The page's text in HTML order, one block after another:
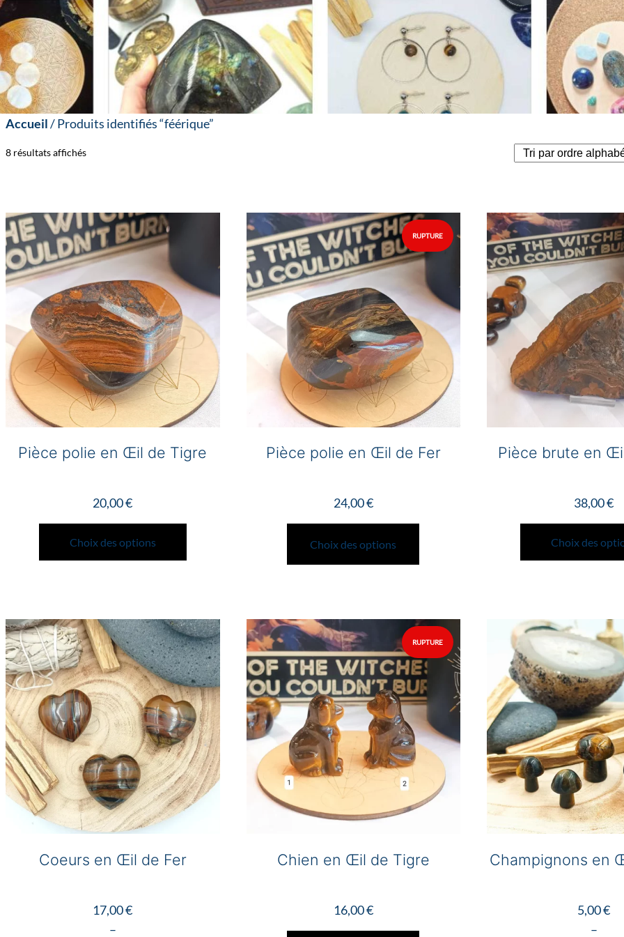
Accueil/ Produits identifiés “féérique”
8 résultats affichés
Pièce polie en Œil de Tigre
20,00€
Choix des options
Ce
a
Les
options
peuvent
être
choisies
sur
la
page
du
produit
Pièce polie en Œil de Fer
24,00€
Choix des options
Ce
a
Les
options
peuvent
être
choisies
sur
la
page
produit
Pièce brute en
38,00€
Choix des
Coeurs en Œil de Fer
17,00€
–
Chien en Œil de Tigre
16,00€
Ce
Champignons en
5,00€
–